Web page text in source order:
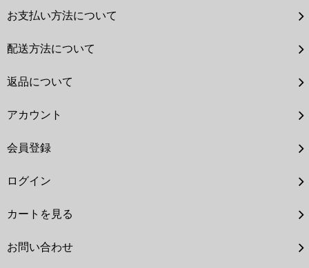
お支払い方法について
配送方法について
返品について
アカウント
会員登録
ログイン
カートを見る
お問い合わせ